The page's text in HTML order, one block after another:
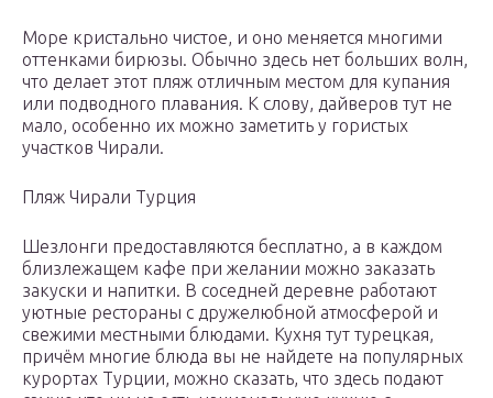
Море кристально чистое, и оно меняется многими
оттенками бирюзы. Обычно здесь нет больших волн,
что делает этот пляж отличным местом для купания
или подводного плавания. К слову, дайверов тут не
мало, особенно их можно заметить у гористых
участков Чирали.
Пляж Чирали Турция
Шезлонги предоставляются бесплатно, а в каждом
близлежащем кафе при желании можно заказать
закуски и напитки. В соседней деревне работают
уютные рестораны с дружелюбной атмосферой и
свежими местными блюдами. Кухня тут турецкая,
причём многие блюда вы не найдете на популярных
курортах Турции, можно сказать, что здесь подают